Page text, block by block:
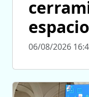
06/08/2026